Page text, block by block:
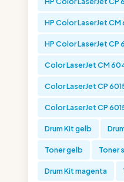
HP Color LaserJet CM
HP Color LaserJet CP
Color LaserJet CM
Color LaserJet CP
Color LaserJet CP
Drum Kit gelb
Toner gelb Toner
Drum Kit magenta